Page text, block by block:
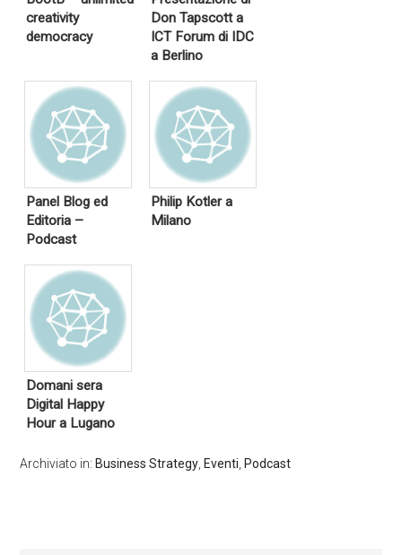
creativity
democracy
Don Tapscott a
ICT Forum di IDC
a Berlino
Panel Blog ed
Editoria –
Podcast
Philip Kotler a
Milano
Domani sera
Digital Happy
Hour a Lugano
Archiviato in: Business Strategy, Eventi, Podcast